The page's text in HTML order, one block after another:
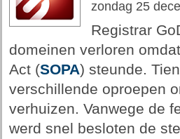
zondag 25
Registrar
domeinen verloren
Act (SOPA) steunde.
verschillende oproepen
verhuizen. Vanwege de
werd snel besloten de